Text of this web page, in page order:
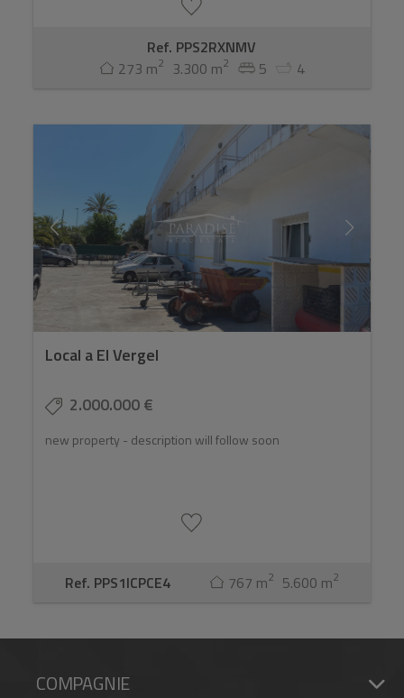
Ref. PPS2RXNMV
273 m2 3.300 m2 5 4
Local a El Vergel
2.000.000 €
new property - description will follow soon
Ref. PPS1ICPCE4 767 m2 5.600 m2
COMPAGNIE